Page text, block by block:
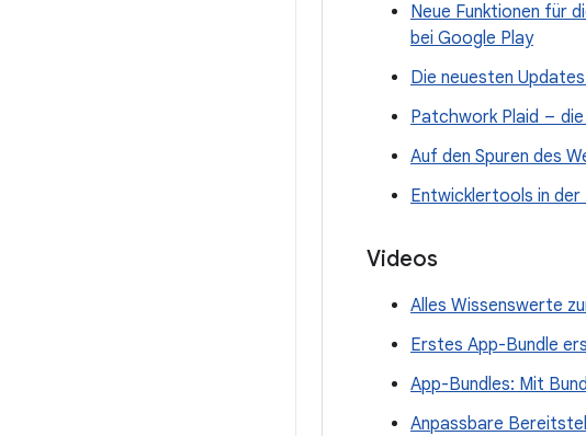
Neue Funktionen für
bei Google Play
Die neuesten
Patchwork Plaid –
Auf den Spuren des
Entwicklertools in der
Videos
Alles Wissenswerte
Erstes App-Bundle
App-Bundles: Mit
Anpassbare